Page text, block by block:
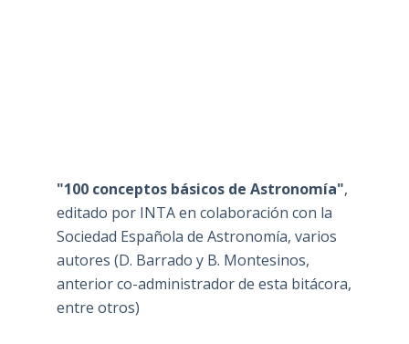
"100 conceptos básicos de Astronomía",
editado por INTA en colaboración con la
Sociedad Española de Astronomía, varios
autores (D. Barrado y B. Montesinos,
anterior co-administrador de esta bitácora,
entre otros)